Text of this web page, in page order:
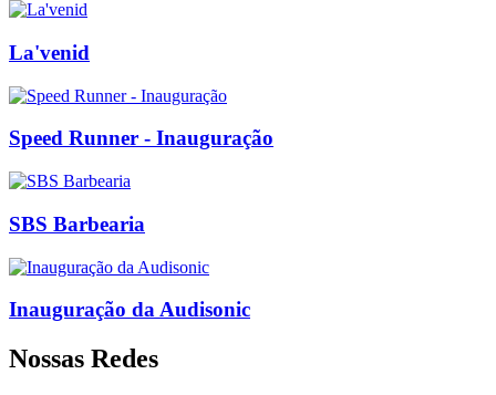
La'venid
Speed Runner - Inauguração
SBS Barbearia
Inauguração da Audisonic
Nossas Redes